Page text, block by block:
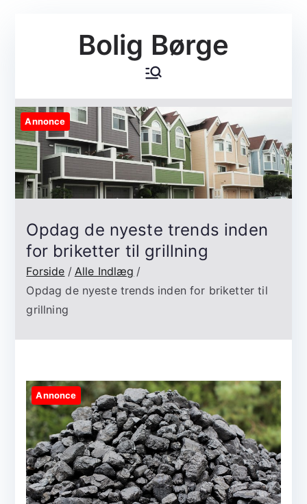
Bolig Børge
Annonce
Opdag de nyeste trends inden
for briketter til grillning
Forside
Alle Indlæg
Opdag de nyeste trends inden for briketter til
grillning
Annonce